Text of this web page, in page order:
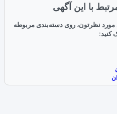
با این آگهی
نظرتون، روی دسته‌بندی مربوطه
کنید: